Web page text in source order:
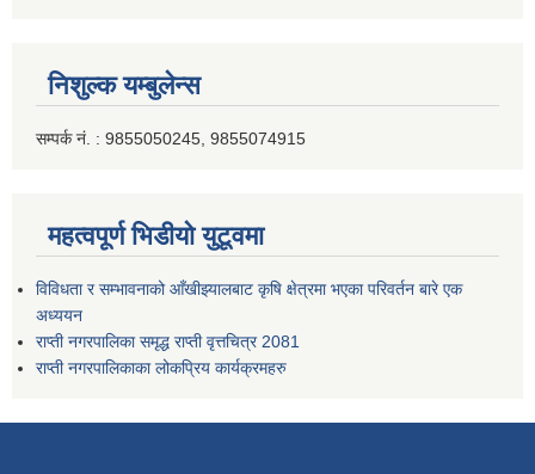
निशुल्क यम्बुलेन्स
सम्पर्क नं. : 9855050245, 9855074915
महत्वपूर्ण भिडीयो युटूवमा
विविधता र सम्भावनाको आँखीझ्यालबाट कृषि क्षेत्रमा भएका परिवर्तन बारे एक
अध्ययन
राप्ती नगरपालिका समृद्ध राप्ती वृत्तचित्र 2081
राप्ती नगरपालिकाका लोकप्रिय कार्यक्रमहरु